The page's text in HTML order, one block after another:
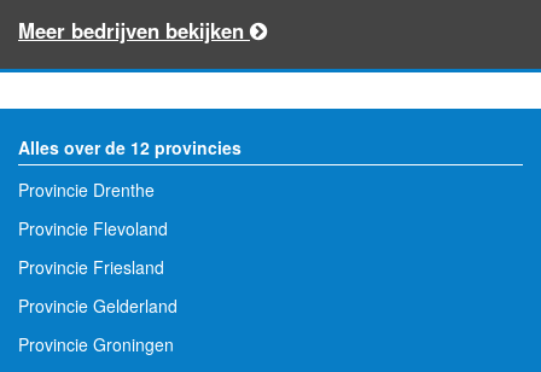
Meer bedrijven bekijken
Alles over de 12 provincies
Provincie Drenthe
Provincie Flevoland
Provincie Friesland
Provincie Gelderland
Provincie Groningen